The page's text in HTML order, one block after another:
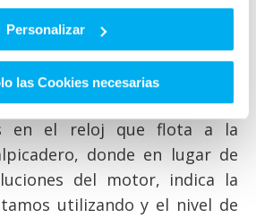
Personalizar
las Cookies necesarias
carrocería pintada en color
único cambio mínimamente
a las versiones de gasolina
en el reloj que flota a la
donde en lugar de
del motor, indica la
utilizando y el nivel de